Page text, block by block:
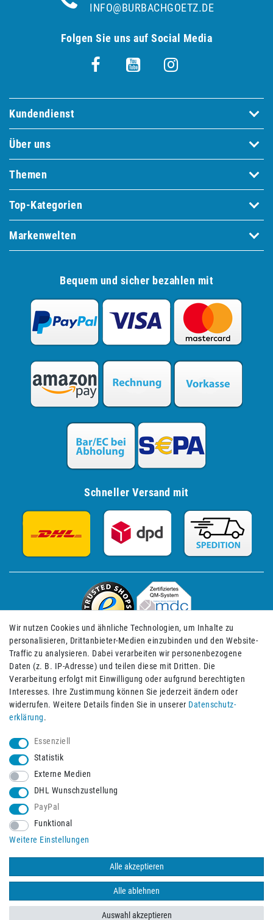
INFO@BURBACHGOETZ.DE
Folgen Sie uns auf Social Media
Kundendienst
Über uns
Themen
Top-Kategorien
Markenwelten
Bequem und sicher bezahlen mit
Schneller Versand mit
Impressum Daten­schutz­erklärung AGB
© 2026 Burbach+Goetz Deutsche Sanitätshaus GmbH
vorbehalten. Alle Preise verstehen sich inklusive der Mehrwertsteuer,
zuzüglich der Versandkosten.
Wir nutzen Cookies und ähnliche Technologien, um Inhalte zu
personalisieren, Drittanbieter-Medien einzubinden und den Website-
Traffic zu analysieren. Dabei verarbeiten wir personenbezogene
Daten (z. B. IP-Adresse) und teilen diese mit Dritten. Die
Verarbeitung erfolgt mit Einwilligung oder aufgrund berechtigten
Interesses. Ihre Zustimmung können Sie jederzeit ändern oder
widerrufen. Weitere Details finden Sie in unserer Daten­schutz­
erklärung.
Essenziell
Statistik
Externe Medien
DHL Wunschzustellung
PayPal
Funktional
Weitere Einstellungen
Alle akzeptieren
Alle ablehnen
Auswahl akzeptieren